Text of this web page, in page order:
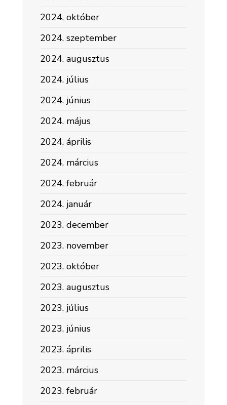
2024. október
2024. szeptember
2024. augusztus
2024. július
2024. június
2024. május
2024. április
2024. március
2024. február
2024. január
2023. december
2023. november
2023. október
2023. augusztus
2023. július
2023. június
2023. április
2023. március
2023. február